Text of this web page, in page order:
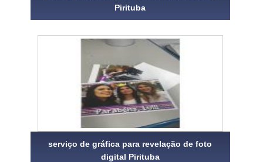
Pirituba
serviço de gráfica para revelação de foto
digital Pirituba